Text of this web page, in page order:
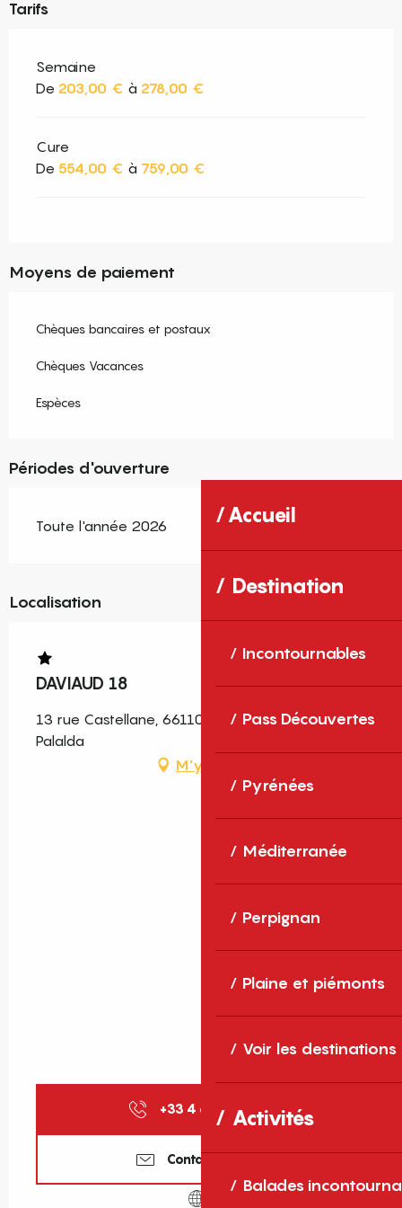
Accueil
Destination
Incontournables
Pass Découvertes
Pyrénées
Méditerranée
Perpignan
Plaine et piémonts
Voir les destinations
Activités
Balades
Tarifs
Semaine
De 203,00 € à 278,00 €
Cure
De 554,00 € à 759,00 €
Moyens de paiement
Chèques bancaires et postaux
Chèques Vacances
Espèces
Périodes d'ouverture
Toute l'année 2026
Localisation
DAVIAUD 18
13 rue Castellane, 66110 Amélie-les-Bains-
Palalda
M'y rendre
+33 4 68 39 31 ▒▒
Contactez-nous